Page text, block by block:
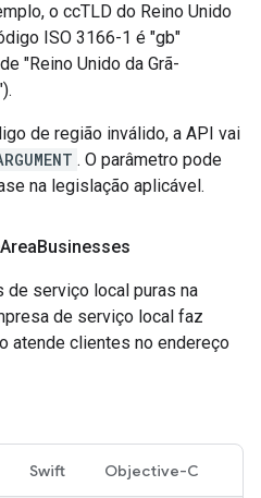
o ccTLD do Reino Unido
ISO 3166-1 é "gb"
"Reino Unido da Grã-
de região inválido, a API vai
. O parâmetro pode
na legislação aplicável.
AreaBusinesses
de serviço local puras na
de serviço local faz
atende clientes no endereço
Swift Objective-C